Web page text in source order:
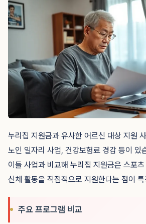
누리집 지원금과 유사한 어르신 대상 지원
노인 일자리 사업, 건강보험료 경감 등이 있
이들 사업과 비교해 누리집 지원금은 스포
신체 활동을 직접적으로 지원한다는 점이
주요 프로그램 비교